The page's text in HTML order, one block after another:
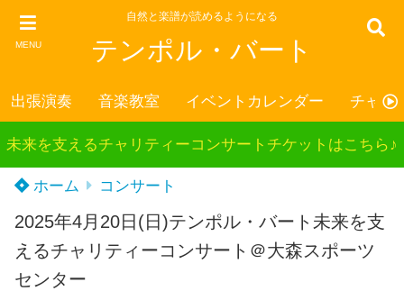
MENU
自然と楽譜が読めるようになる
テンポル・バート
出張演奏 音楽教室 イベントカレンダー チャリ
未来を支えるチャリティーコンサートチケットはこちら♪
ホーム コンサート
2025年4月20日(日)テンポル・バート未来を支
えるチャリティーコンサート＠大森スポーツ
センター